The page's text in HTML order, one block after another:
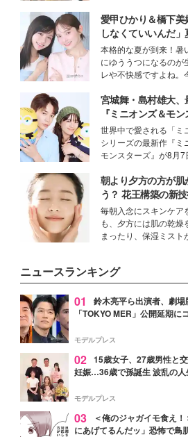
ションの完成度を高め
して、“髪そのものの美
めて注目する人が増え
子。今回は、そんな憧
な髪を日常で叶える、
女性たちのヘアケア事
ます。
愛甲ひかり＆橋下美
しなくていいんだ」
対策”の新しい選択肢
本格的な夏が到来！暑
にゆううつになるのが
レや不快感ですよね。
モデル・愛甲ひかりさ
好さんを迎えて本音で
ク。猛暑のお出かけを
すヒントや、2人が感
生理の新常識にも迫り
宮城舞・島村雄大、
『ミニオンズ＆モ
ズ』の魅力熱弁 ハチ
だけじゃない“友情
動
世界中で愛される「ミ
シリーズの最新作『ミ
モンスターズ』が8月7
ニオン好き”という共通
デルの宮城舞と島村雄
談をお届け！それぞれ
ら、今作ならではの魅
の感動をもたらす奥深
ーについて熱く語り合
朝より夕方の方が肌
う？ 花王構築の新
ーターキャプチャリ
ン（捕水肌）」がス
の常識を変える予感
毎朝入念にスキンケア
も、夕方には肌の乾燥
まったり、保湿ミスト
性を秘めた、革新的な
Capturing Skin（ウォ
プチャリングスキン：
技術を、花王が構築し
ニュースランキング
01
鈴木亮平ら出演者、劇場
「TOKYO MER」公開延期に
最大の敬意とエールを」
モデルプレス
02 15歳女子、27歳男性と
妊娠…36歳で孫誕生 波乱の人
よ！」
モデルプレス
03
＜俺のジャガイモ食え
にあげてるんだッ」恐怖で鳥